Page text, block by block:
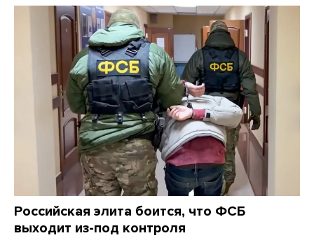
Российская элита боится, что ФСБ
выходит из-под контроля